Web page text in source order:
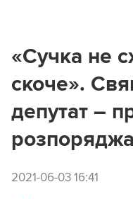
«Сучка не
скоче».
депутат –
2021-06-03 16:41